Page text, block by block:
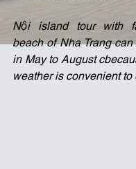
Nội island tour with
beach of Nha Trang
in May to August
weather is convenient to